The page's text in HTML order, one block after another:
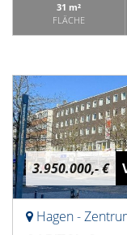
31 m²
FLÄCHE
3.950.000,- €
Hagen -